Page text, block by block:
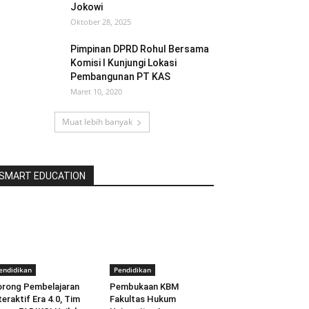
Jokowi
Oktober 28, 2025
Pimpinan DPRD Rohul Bersama
Komisi I Kunjungi Lokasi
Pembangunan PT KAS
Maret 10, 2020
Muat lebih banyak
EDUCATION
Pembelajaran
Era 4.0, Tim
Pendidikan
Pembukaan KBM
Fakultas Hukum